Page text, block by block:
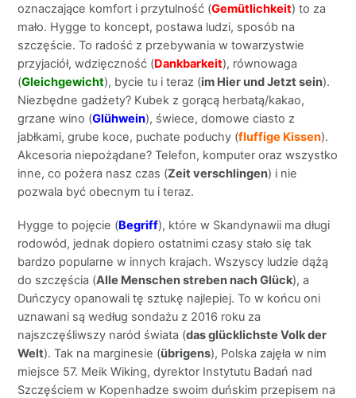
oznaczające komfort i przytulność (Gemütlichkeit) to za
mało. Hygge to koncept, postawa ludzi, sposób na
szczęście. To radość z przebywania w towarzystwie
przyjaciół, wdzięczność (Dankbarkeit), równowaga
(Gleichgewicht), bycie tu i teraz (im Hier und Jetzt sein).
Niezbędne gadżety? Kubek z gorącą herbatą/kakao,
grzane wino (Glühwein), świece, domowe ciasto z
jabłkami, grube koce, puchate poduchy (fluffige Kissen).
Akcesoria niepożądane? Telefon, komputer oraz wszystko
inne, co pożera nasz czas (Zeit verschlingen) i nie
pozwala być obecnym tu i teraz.
Hygge to pojęcie (Begriff), które w Skandynawii ma długi
rodowód, jednak dopiero ostatnimi czasy stało się tak
bardzo popularne w innych krajach. Wszyscy ludzie dążą
do szczęścia (Alle Menschen streben nach Glück), a
Duńczycy opanowali tę sztukę najlepiej. To w końcu oni
uznawani są według sondażu z 2016 roku za
najszczęśliwszy naród świata (das glücklichste Volk der
Welt). Tak na marginesie (übrigens), Polska zajęła w nim
miejsce 57. Meik Wiking, dyrektor Instytutu Badań nad
Szczęściem w Kopenhadze swoim duńskim przepisem na